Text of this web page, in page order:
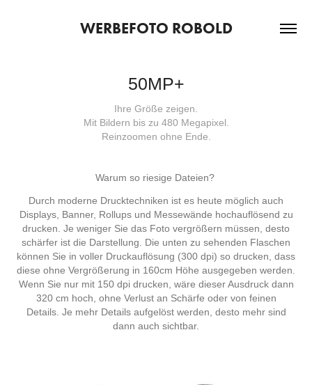
WERBEFOTO ROBOLD
50MP+
Ihre Größe zeigen.
Mit Bildern bis zu 480 Megapixel.
Reinzoomen ohne Ende.
Warum so riesige Dateien?
Durch moderne Drucktechniken ist es heute möglich auch
Displays, Banner, Rollups und Messewände hochauflösend zu
drucken. Je weniger Sie das Foto vergrößern müssen, desto
schärfer ist die Darstellung. Die unten zu sehenden Flaschen
können Sie in voller Druckauflösung (300 dpi) so drucken, dass
diese ohne Vergrößerung in 160cm Höhe ausgegeben werden.
Wenn Sie nur mit 150 dpi drucken, wäre dieser Ausdruck dann
320 cm hoch, ohne Verlust an Schärfe oder von feinen
Details. Je mehr Details aufgelöst werden, desto mehr sind
dann auch sichtbar.